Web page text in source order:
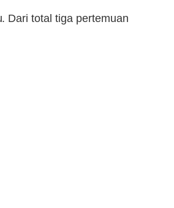
Dari total tiga pertemuan